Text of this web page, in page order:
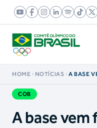
HOME NOTÍCIAS
A BASE
COB
A base vem